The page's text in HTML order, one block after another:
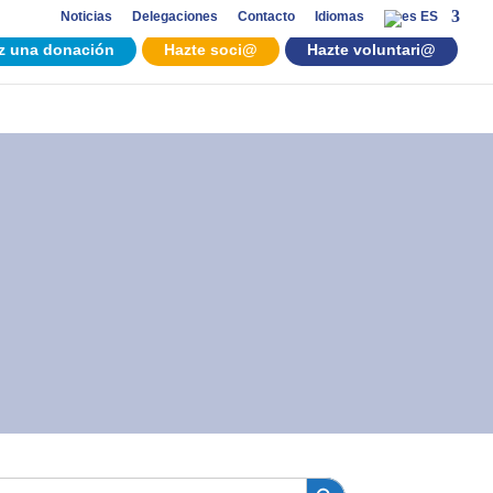
Noticias Delegaciones Contacto Idiomas ES
una donación Hazte soci@ Hazte voluntari@
Botón de búsqueda